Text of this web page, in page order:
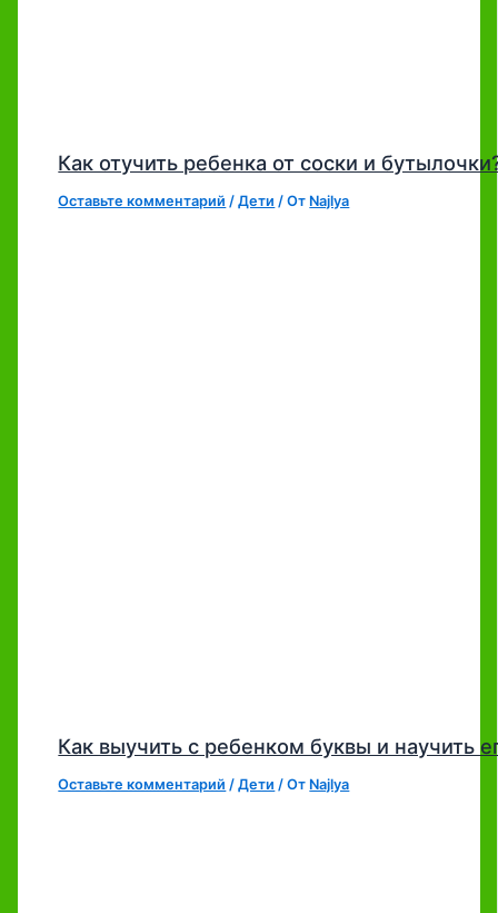
Как отучить ребенка от соски и
Оставьте комментарий /Дети / От Najlya
Как выучить с ребенком буквы и научить
Оставьте комментарий /Дети / От Najlya